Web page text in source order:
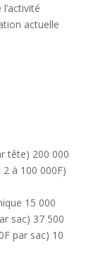
actuelle
tête) 200 000
à 100 000F)
15 000
sac) 37 500
par sac) 10